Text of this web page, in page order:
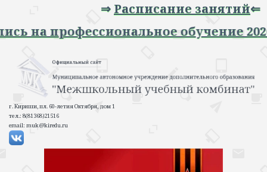
⇒Расписание занятий⇐
на профессиональное обучение
г. Кириши, пл. 60-летия Октября, дом 1
тел.: 8(81368)21516
email: muk@kiredu.ru